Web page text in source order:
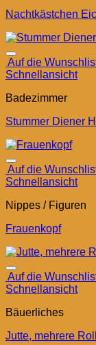
Nachtkästchen
Auf die
Schnellansicht
Badezimmer
Stummer Diener
Auf die
Schnellansicht
Nippes / Figuren
Frauenkopf
Auf die
Schnellansicht
Bäuerliches
Jutte, mehrere